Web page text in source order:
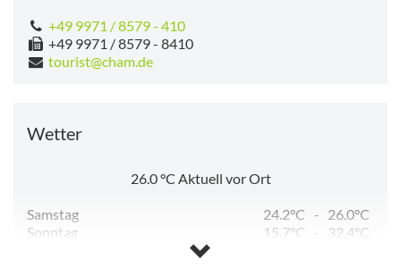
+49 9971 / 8579 - 410
+49 9971 / 8579 - 8410
tourist@cham.de
Wetter
26.0°C Aktuell vor Ort
Samstag 24.2°C - 26.0°C
Sonntag
15.7°C -
32.4°C